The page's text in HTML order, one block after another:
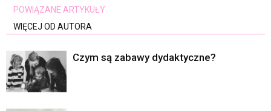
POWIĄZANE ARTYKUŁY
WIĘCEJ OD AUTORA
Czym są zabawy dydaktyczne?